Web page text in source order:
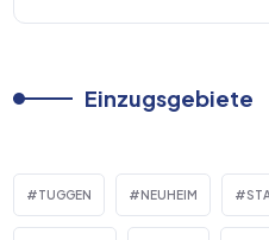
Einzugsgebiete
TUGGEN NEUHEIM